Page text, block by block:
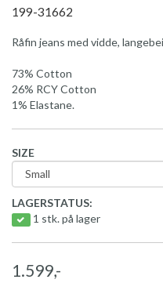
199-31662
Råfin jeans med vidde,
73% Cotton
26% RCY Cotton
1% Elastane.
SIZE
LAGERSTATUS:
1 stk. på lager
1.599,-